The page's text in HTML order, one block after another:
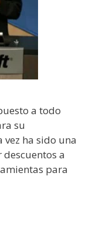
a todo
su
ha sido una
a
para